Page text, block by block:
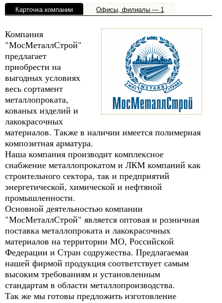
Карточка компании Офисы, филиалы — 1
Компания
"МосМеталлСтрой"
предлагает
приобрести на
выгодных условиях
весь сортамент
металлопроката,
кованых изделий и
лакокрасочных
материалов. Также в наличии имеется полимерная
композитная арматура.
Наша компания производит комплексное
снабжение металлопрокатом и ЛКМ компаний как
строительного сектора, так и предприятий
энергетической, химической и нефтяной
промышленности.
Основной деятельностью компании
"МосМеталлСтрой" является оптовая и розничная
поставка металлопроката и лакокрасочных
материалов на территории МО, Российской
Федерации и Стран содружества. Предлагаемая
нашей фирмой продукция соответствует самым
высоким требованиям и установленным
стандартам в области металлопроизводства.
Так же мы готовы предложить изготовление